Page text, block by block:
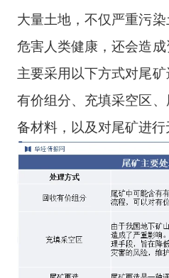
大量土地，不仅严重污
危害人类健康，还会造
主要采用以下方式对尾
有价组分、充填采空区
备材料，以及对尾矿进行